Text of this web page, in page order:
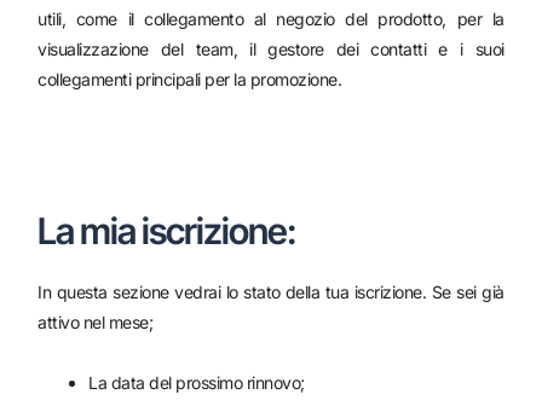
utili, come il collegamento al negozio del prodotto, per la
visualizzazione del team, il gestore dei contatti e i suoi
collegamenti principali per la promozione.
La mia iscrizione:
In questa sezione vedrai lo stato della tua iscrizione. Se sei già
attivo nel mese;
La data del prossimo rinnovo;